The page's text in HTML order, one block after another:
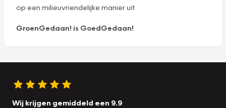
op een milieuvriendelijke manier uit.
GroenGedaan! is GoedGedaan!
Wij krijgen gemiddeld een 9.9